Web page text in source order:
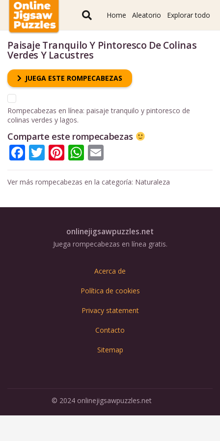
Home Aleatorio Explorar todo
Paisaje Tranquilo Y Pintoresco De Colinas
Verdes Y Lacustres
JUEGA ESTE ROMPECABEZAS
Rompecabezas en línea: paisaje tranquilo y pintoresco de
colinas verdes y lagos.
Comparte este rompecabezas
Facebook
Twitter
Pinterest
WhatsApp
Ver más rompecabezas en la categoría: Naturaleza
onlinejigsawpuzzles.net
Juega rompecabezas en línea gratis.
Acerca de
Política de cookies
Privacy statement
Contacto
Sitemap
© 2024 onlinejigsawpuzzles.net